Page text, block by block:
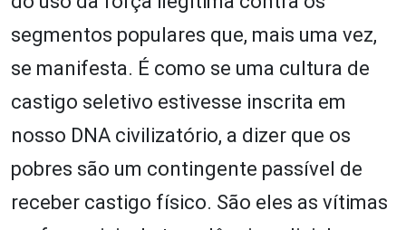
segmentos populares que, mais uma vez,
se manifesta. É como se uma cultura de
castigo seletivo estivesse inscrita em
nosso DNA civilizatório, a dizer que os
pobres são um contingente passível de
receber castigo físico. São eles as vítimas